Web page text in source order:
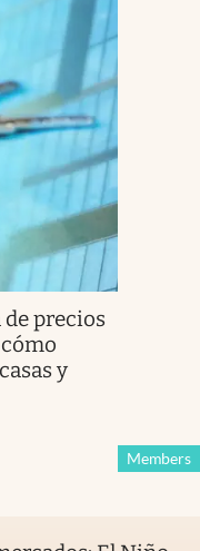
de precios
y
Members